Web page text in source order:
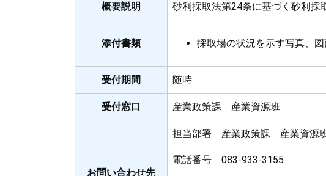
概要説明
砂利採取法第24条に基づく砂利採
添付書類 採取場の状況を示す写真、
受付期間 随時
受付窓口 産業政策課 産業資源班
お問い合わせ先
担当部署 産業政策課 産業資源
電話番号 083-933-3155